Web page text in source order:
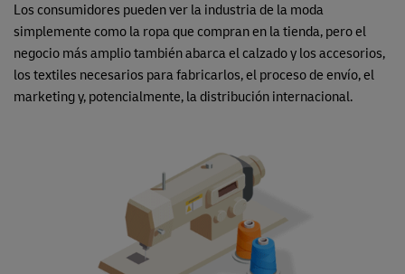
Los consumidores pueden ver la industria de la moda
simplemente como la ropa que compran en la tienda, pero el
negocio más amplio también abarca el calzado y los accesorios,
los textiles necesarios para fabricarlos, el proceso de envío, el
marketing y, potencialmente, la distribución internacional.